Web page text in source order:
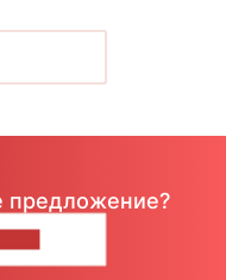
предложение?